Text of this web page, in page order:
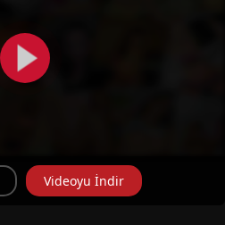
Videoyu İndir